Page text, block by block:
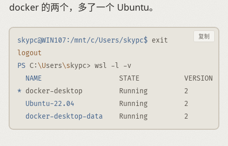
docker 的两个，多了一个 Ubuntu。
skypc@WIN107:/mnt/c/Users/skypc$ exit
logout
PS C: \Users\s kypc> wsl -l
-v
NAME
                   STATE           VERSION
* docker-desktop         Running         2
Ubuntu-22.04
           Running         2
docker-desktop-data
    Running         2
复制